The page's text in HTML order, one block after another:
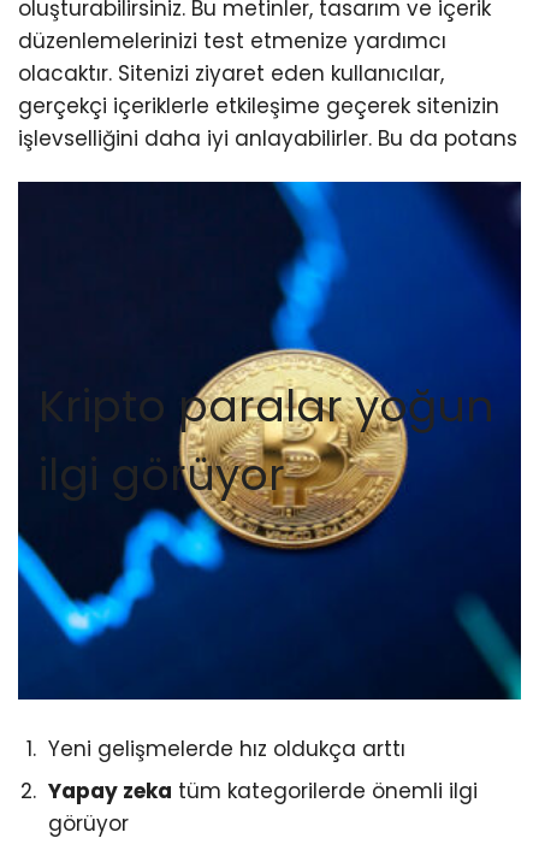
oluşturabilirsiniz. Bu metinler, tasarım ve içerik
düzenlemelerinizi test etmenize yardımcı
olacaktır. Sitenizi ziyaret eden kullanıcılar,
gerçekçi içeriklerle etkileşime geçerek sitenizin
işlevselliğini daha iyi anlayabilirler. Bu da potans
Kripto paralar yoğun
ilgi görüyor
Yeni gelişmelerde hız oldukça arttı
Yapay zeka tüm kategorilerde önemli ilgi
görüyor